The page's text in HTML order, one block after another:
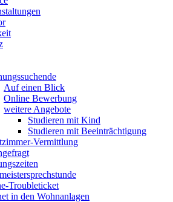
Auf einen Blick
Online Bewerbung
weitere Angebote
Studieren mit Kind
Studieren mit Beeinträchtigung
Vermittlung
Troubleticket
in den Wohnanlagen